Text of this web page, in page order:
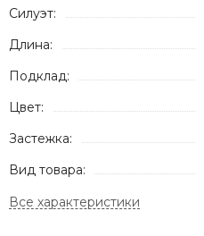
Силуэт:
Длина:
Подклад:
Цвет:
Застежка:
Вид товара: